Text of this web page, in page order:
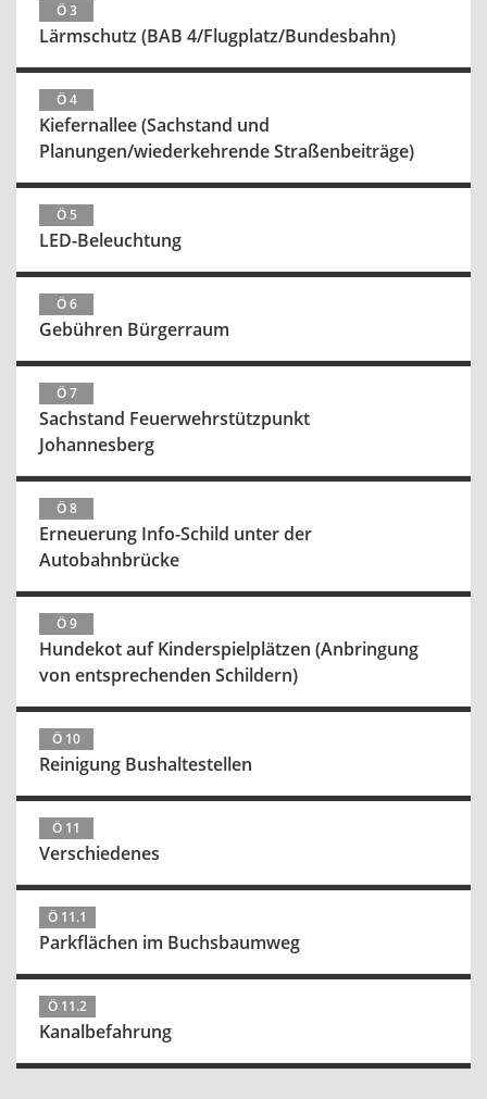
Ö 3
Lärmschutz (BAB 4/Flugplatz/Bundesbahn)
Ö 4
Kiefernallee (Sachstand und
Planungen/wiederkehrende Straßenbeiträge)
Ö 5
LED-Beleuchtung
Ö 6
Gebühren Bürgerraum
Ö 7
Sachstand Feuerwehrstützpunkt
Johannesberg
Ö 8
Erneuerung Info-Schild unter der
Autobahnbrücke
Ö 9
Hundekot auf Kinderspielplätzen (Anbringung
von entsprechenden Schildern)
Ö 10
Reinigung Bushaltestellen
Ö 11
Verschiedenes
Ö 11.1
Parkflächen im Buchsbaumweg
Ö 11.2
Kanalbefahrung